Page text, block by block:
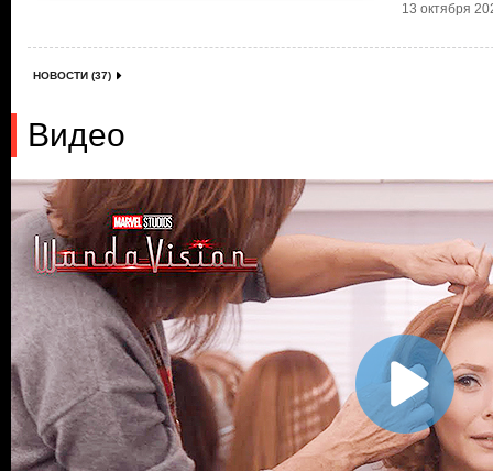
13 октября
НОВОСТИ (37)
Видео